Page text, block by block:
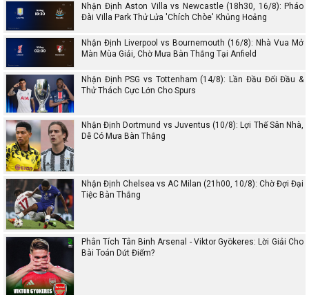
Nhận Định Aston Villa vs Newcastle (18h30, 16/8): Pháo
Đài Villa Park Thử Lửa 'Chích Chòe' Khủng Hoảng
Nhận Định Liverpool vs Bournemouth (16/8): Nhà Vua Mở
Màn Mùa Giải, Chờ Mưa Bàn Thắng Tại Anfield
Nhận Định PSG vs Tottenham (14/8): Lần Đầu Đối Đầu &
Thử Thách Cực Lớn Cho Spurs
Nhận Định Dortmund vs Juventus (10/8): Lợi Thế Sân Nhà,
Dễ Có Mưa Bàn Thắng
Nhận Định Chelsea vs AC Milan (21h00, 10/8): Chờ Đợi Đại
Tiệc Bàn Thắng
Phân Tích Tân Binh Arsenal - Viktor Gyökeres: Lời Giải Cho
Bài Toán Dứt Điểm?